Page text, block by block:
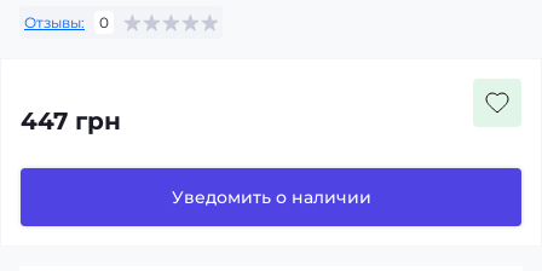
Отзывы: 0
447 грн
Уведомить о наличии